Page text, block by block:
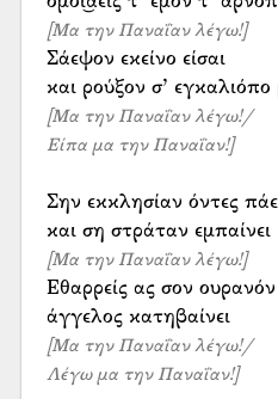
[Μα την Παναΐαν λέγω!]
Σάεψον εκείνο είσαι
[Μα την Παναΐαν λέγω!/
Είπα μα την Παναΐαν!]
Σην εκκλησίαν όντες
και ση στράταν εμπαίνει
[Μα την Παναΐαν λέγω!]
Εθαρρείς ας σον ουρανόν
άγγελος κατηβαίνει
[Μα την Παναΐαν λέγω!/
Λέγω μα την Παναΐαν!]